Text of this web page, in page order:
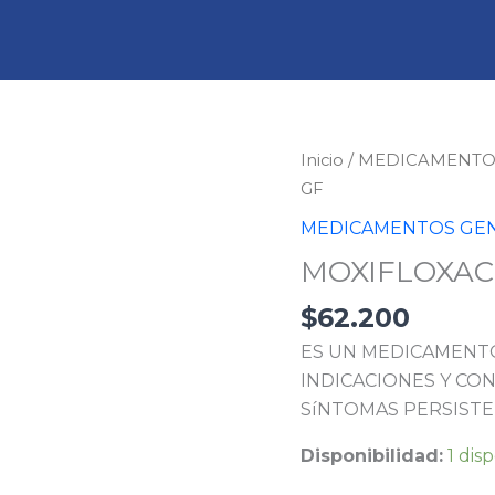
Inicio /
GF
MEDICAMENTOS
$62.200
ES UN
INDICACIONES Y
SíNTOMAS
Disponibilidad: 1
MOXIFLOXACINO
400
MG
TBS
GF
cantidad